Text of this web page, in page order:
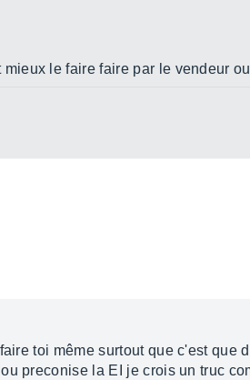
le faire faire par le vendeur
toi même surtout que c'est que
preconise la EI je crois un truc